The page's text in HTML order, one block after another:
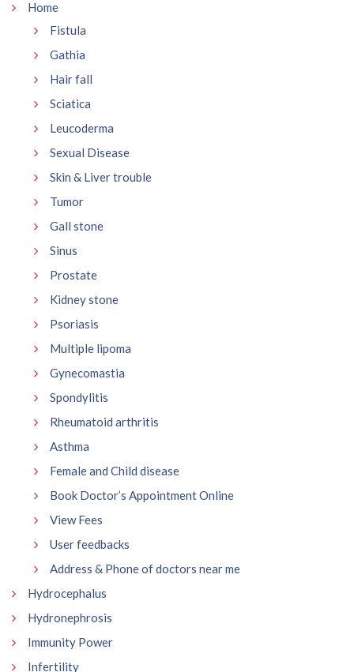
Home
Fistula
Gathia
Hair fall
Sciatica
Leucoderma
Sexual Disease
Skin & Liver trouble
Tumor
Gall stone
Sinus
Prostate
Kidney stone
Psoriasis
Multiple lipoma
Gynecomastia
Spondylitis
Rheumatoid arthritis
Asthma
Female and Child disease
Book Doctor’s Appointment Online
View Fees
User feedbacks
Address & Phone of doctors near me
Hydrocephalus
Hydronephrosis
Immunity Power
Infertility